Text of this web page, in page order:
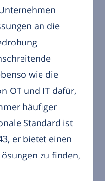
an die
wie die
OT und IT dafür,
häufiger
Standard ist
er bietet einen
zu finden,